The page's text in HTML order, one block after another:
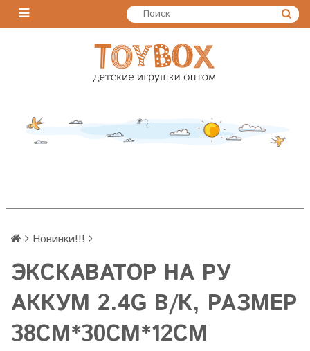
Новинки!!!
ЭКСКАВАТОР НА РУ
АККУМ 2.4G В/К, РАЗМЕР
38СМ*30СМ*12СМ